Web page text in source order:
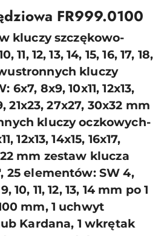
FR999.0100
kluczy szczękowo-
12, 13, 14, 15, 16, 17, 18,
kluczy
6x7, 8x9, 10x11, 12x13,
21x23, 27x27, 30x32 mm
kluczy oczkowych-
12x13, 14x15, 16x17,
mm zestaw klucza
25 elementów: SW 4,
10, 11, 12, 13, 14 mm po 1
mm, 1 uchwyt
Kardana, 1 wkrętak